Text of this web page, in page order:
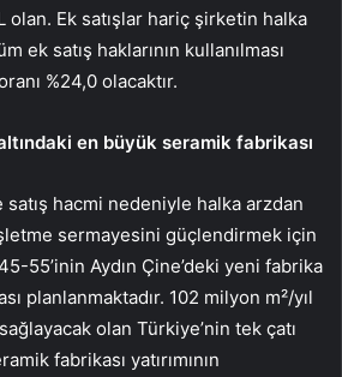
Ek satışlar hariç şirketin halka
ek satış haklarının kullanılması
%24,0 olacaktır.
en büyük seramik fabrikası
hacmi nedeniyle halka arzdan
sermayesini güçlendirmek için
55’inin Aydın Çine’deki yeni fabrika
planlanmaktadır. 102 milyon m²/yıl
olan Türkiye’nin tek çatı
fabrikası yatırımının